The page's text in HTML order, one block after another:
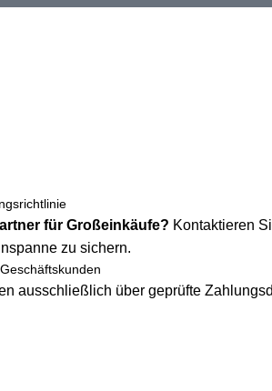
für Großeinkäufe? Kontaktieren
zu sichern.
ausschließlich über geprüfte